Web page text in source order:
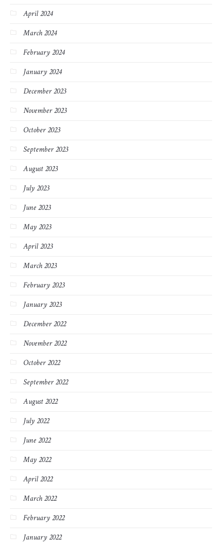
April 2024
March 2024
February 2024
January 2024
December 2023
November 2023
October 2023
September 2023
August 2023
July 2023
June 2023
May 2023
April 2023
March 2023
February 2023
January 2023
December 2022
November 2022
October 2022
September 2022
August 2022
July 2022
June 2022
May 2022
April 2022
March 2022
February 2022
January 2022